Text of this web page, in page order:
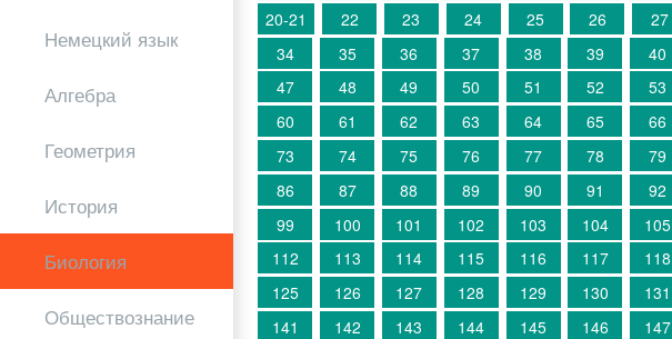
Немецкий язык
Алгебра
Геометрия
История
Биология
Обществознание
20-21
22 23 24 25 26 27
34
35 36 37 38 39 40
47
48 49 50 51 52 53
60
61 62 63 64 65 66
73
74 75 76 77 78 79
86
87 88 89 90 91 92
99
100 101 102 103 104 105
112
113 114 115 116 117 118
125
126 127 128 129 130 131
141
142 143 144 145 146 147